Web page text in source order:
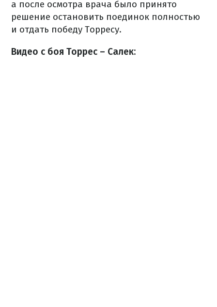
а после осмотра врача было принято
решение остановить поединок полностью
и отдать победу Торресу.
Видео с боя Торрес – Салек: